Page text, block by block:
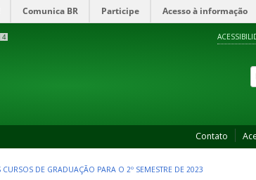
Comunica BR Participe Acesso à informação
4
Contato
DE GRADUAÇÃO PARA O 2º SEMESTRE DE 2023